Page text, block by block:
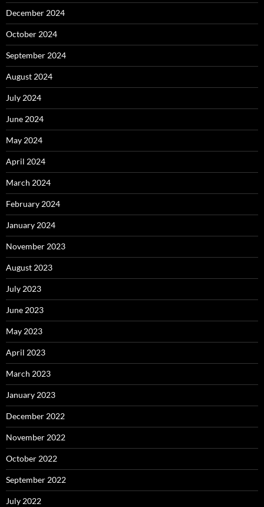
December 2024
October 2024
September 2024
August 2024
July 2024
June 2024
May 2024
April 2024
March 2024
February 2024
January 2024
November 2023
August 2023
July 2023
June 2023
May 2023
April 2023
March 2023
January 2023
December 2022
November 2022
October 2022
September 2022
July 2022